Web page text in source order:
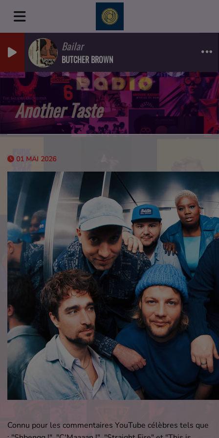
Bailar
BUTCHER BROWN
Another Taste
01 MAI 2026
Connu pour les commentaires YouTube célèbres tels que